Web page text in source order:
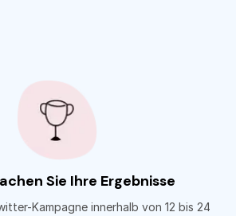
Sie Ihre Ergebnisse
Kampagne innerhalb von 12 bis 24